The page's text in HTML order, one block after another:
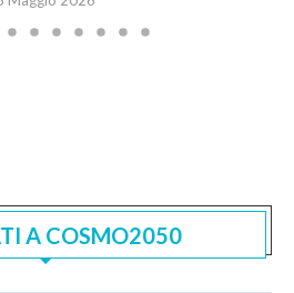
A COSMO2050